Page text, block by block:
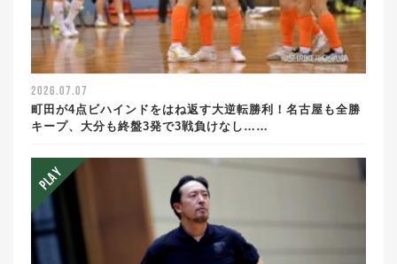
2026.07.07
町田が4点ビハインドをはね返す大逆転勝利！名古屋も全勝
キープ、大分も終盤3発で3戦負けなし……